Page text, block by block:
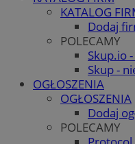
KATALOG
Dodaj
POLECAMY
Skup.io
Skup -
OGŁOSZENIA
OGŁOSZENIA
Dodaj
POLECAMY